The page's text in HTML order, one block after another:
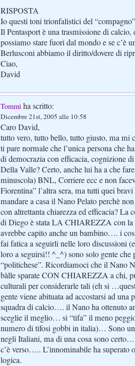
RISPOSTA
Io questi toni trionfalistici del
Il Pentasport è una trasmissione di calcio,
possiamo stare fuori dal mondo e se c’è
Berlusconi abbiamo il diritto/dovere di
Ciao,
David
Tommi ha scritto:
Dicembre 21st, 2005 alle 10:58
Caro David,
tutto vero, tutto bello, tutto giusto, ma mi
ti pare normale che l’unica persona che
di democrazia con efficacia, cognizione
Della Valle? Certo, anche lui ha a che
minuscola) BNL, Corriere ecc e non
Fiorentina” l’altra sera, ma tutti quei
mandare a casa il Nano Pelato perchè
con altrettanta chiarezza ed efficacia? La
di Diego è stata LA CHIAREZZA con
avrebbe capito anche un bambino…. i
fai fatica a seguirli nelle loro discussioni
loro a seguirsi!! ^_^) sono solo gente
“politichese”. Ricordiamoci che il Nano
bàlle sparate CON CHIAREZZA a chi,
culturali per considerarle tali (eh si
gente viene abituata ad accostarsi ad una
squadra di calcio…. il Nano ha ottenuto
sceglie il meglio… si “tifa” il meno
numero di tifosi gobbi in italia)… Sono
negli Italiani, ma di una cosa sono
c’è verso….. L’innominabile ha superato
logica.